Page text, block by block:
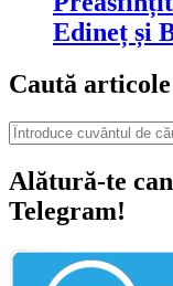
Edineț și
Caută articole
Alătură-te
Telegram!